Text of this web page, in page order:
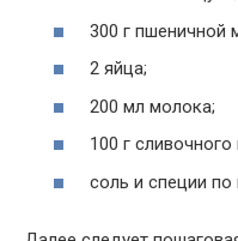
300 г пшеничной
2 яйца;
200 мл молока;
100 г сливочного
соль и специи по